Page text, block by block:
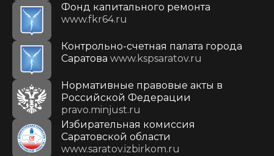
Фонд капитального ремонта
www.fkr64.ru
Контрольно-счетная палата города
Саратова www.kspsaratov.ru
Нормативные правовые акты в
Российской Федерации
pravo.minjust.ru
Избирательная комиссия
Саратовской области
www.saratov.izbirkom.ru